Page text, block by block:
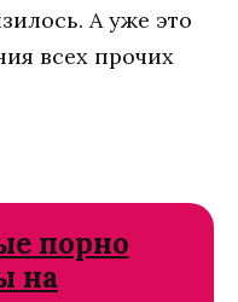
А уже это
всех прочих
порно
на